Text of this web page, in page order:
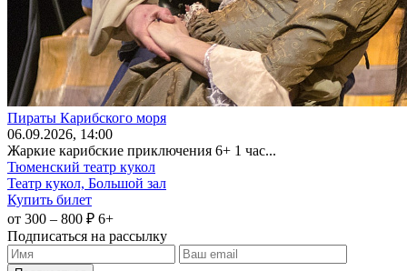
Пираты Карибского моря
06.09.2026, 14:00
Жаркие карибские приключения 6+ 1 час...
Тюменский театр кукол
Театр кукол, Большой зал
Купить билет
от 300 – 800 ₽ 6+
Подписаться на рассылку